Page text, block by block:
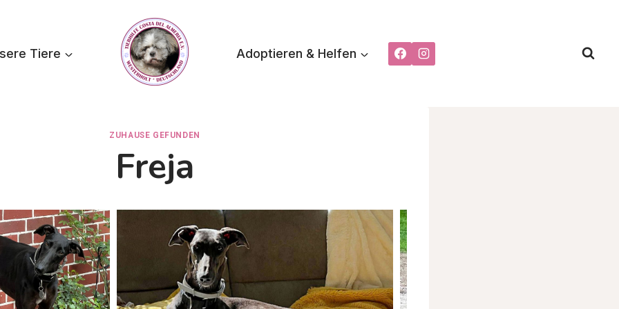
Tiere Adoptieren & Helfen
ZUHAUSE GEFUNDEN
Freja